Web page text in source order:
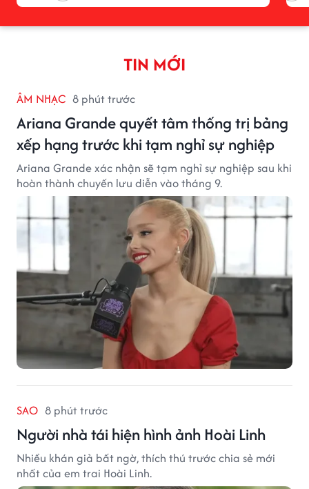
TIN MỚI
ÂM NHẠC 8 phút trước
Ariana Grande quyết tâm thống trị bảng
xếp hạng trước khi tạm nghỉ sự nghiệp
Ariana Grande xác nhận sẽ tạm nghỉ sự nghiệp sau khi
hoàn thành chuyến lưu diễn vào tháng 9.
SAO 8 phút trước
Người nhà tái hiện hình ảnh Hoài Linh
Nhiều khán giả bất ngờ, thích thú trước chia sẻ mới
nhất của em trai Hoài Linh.